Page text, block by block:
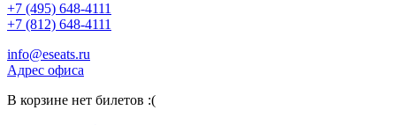
+7 (495) 648-4111
+7 (812) 648-4111
info@eseats.ru
Адрес офиса
В корзине нет билетов :(